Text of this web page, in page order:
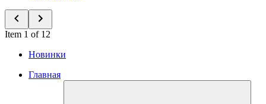
Item 1 of 12
Новинки
Главная